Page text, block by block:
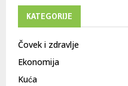
KATEGORIJE
Čovek i zdravlje
Ekonomija
Kuća